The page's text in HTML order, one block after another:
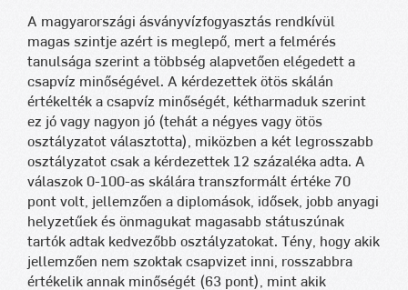
A magyarországi ásványvízfogyasztás rendkívül
magas szintje azért is meglepő, mert a felmérés
tanulsága szerint a többség alapvetően elégedett a
csapvíz minőségével. A kérdezettek ötös skálán
értékelték a csapvíz minőségét, kétharmaduk szerint
ez jó vagy nagyon jó (tehát a négyes vagy ötös
osztályzatot választotta), miközben a két legrosszabb
osztályzatot csak a kérdezettek 12 százaléka adta. A
válaszok 0-100-as skálára transzformált értéke 70
pont volt, jellemzően a diplomások, idősek, jobb anyagi
helyzetűek és önmagukat magasabb státuszúnak
tartók adtak kedvezőbb osztályzatokat. Tény, hogy akik
jellemzően nem szoktak csapvizet inni, rosszabbra
értékelik annak minőségét (63 pont), mint akik